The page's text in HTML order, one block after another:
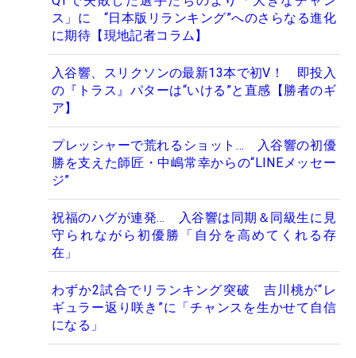
ス」に “日本版リランキング”へのさらなる進化
に期待【現地記者コラム】
入谷響、スリクソンの最新13本で初V！ 即投入
の『トラス』パターは“いける”と直感【勝者のギ
ア】
プレッシャーで荒れるショット… 入谷響の初優
勝を支えた師匠・中嶋常幸からの“LINEメッセー
ジ”
祝福のハグが連発… 入谷響は同期＆同級生に見
守られながら初優勝「自分を高めてくれる存
在」
わずか2試合でリランキング突破 吉川桃が“レ
ギュラー返り咲き”に「チャンスを生かせて自信
になる」